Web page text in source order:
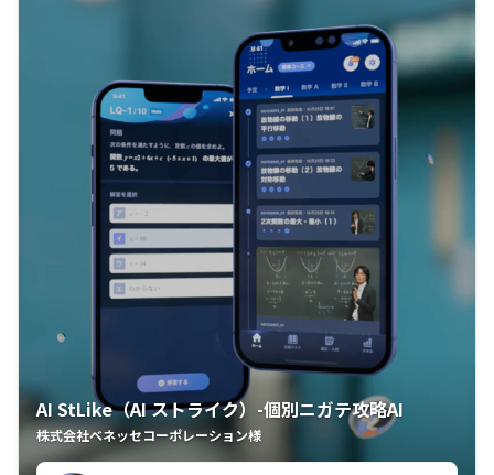
AI StLike（AI ストライク）-個別ニガテ攻略AI
株式会社ベネッセコーポレーション様